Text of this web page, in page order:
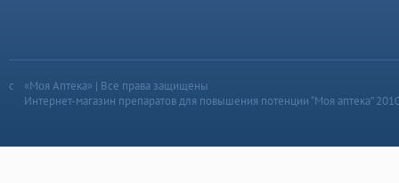
«Моя Аптека» | Все права защищены
Интернет-магазин препаратов для повышения потенции “Моя аптека”